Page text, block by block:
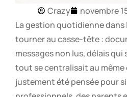
Crazy novembre
La gestion quotidienne
tourner au casse-tête :
messages non lus, délais qui
tout se centralisait au même
justement été pensée pour